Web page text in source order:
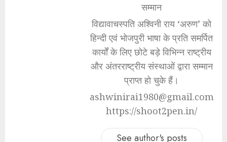
सम्मान
विद्यावाचस्पति अश्विनी राय ‘अरुण’ को
हिन्दी एवं भोजपुरी भाषा के प्रति समर्पित
कार्यों के लिए छोटे बड़े विभिन्न राष्ट्रीय
और अंतरराष्ट्रीय संस्थाओं द्वारा सम्मान
प्राप्त हो चुके हैं।
ashwinirai1980@gmail.com
https://shoot2pen.in/
See author's posts